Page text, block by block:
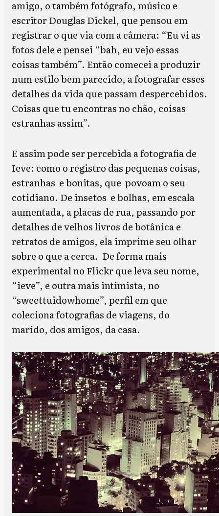
amigo, o também fotógrafo, músico e
escritor Douglas Dickel, que pensou em
registrar o que via com a câmera: “Eu vi as
fotos dele e pensei “bah, eu vejo essas
coisas também”. Então comecei a produzir
num estilo bem parecido, a fotografar esses
detalhes da vida que passam despercebidos.
Coisas que tu encontras no chão, coisas
estranhas assim”.
E assim pode ser percebida a fotografia de
Ieve: como o registro das pequenas coisas,
estranhas e bonitas, que povoam o seu
cotidiano. De insetos e bolhas, em escala
aumentada, a placas de rua, passando por
detalhes de velhos livros de botânica e
retratos de amigos, ela imprime seu olhar
sobre o que a cerca. De forma mais
experimental no Flickr que leva seu nome,
“ieve”, e outra mais intimista, no
“sweettuidowhome”, perfil em que
coleciona fotografias de viagens, do
marido, dos amigos, da casa.